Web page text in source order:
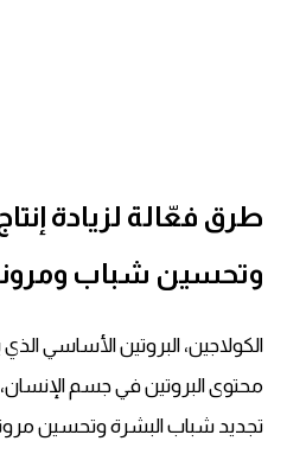
طرق فعّالة لزيادة
وتحسين شباب
محتوى البروتين في جسم
تجديد شباب البشرة وتحسين